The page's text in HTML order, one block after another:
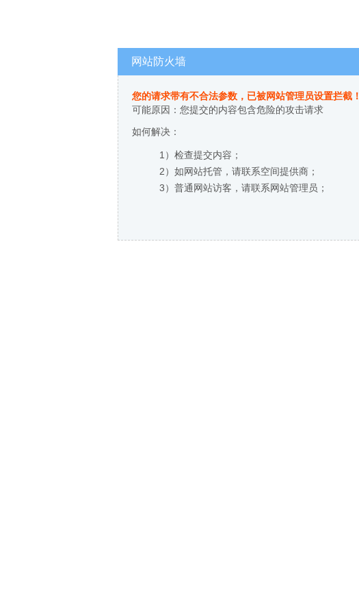
网站防火墙
您的请求带有不合法参数，已被网站管理员设置拦截！
可能原因：您提交的内容包含危险的攻击请求
如何解决：
1）检查提交内容；
2）如网站托管，请联系空间提供商；
3）普通网站访客，请联系网站管理员；